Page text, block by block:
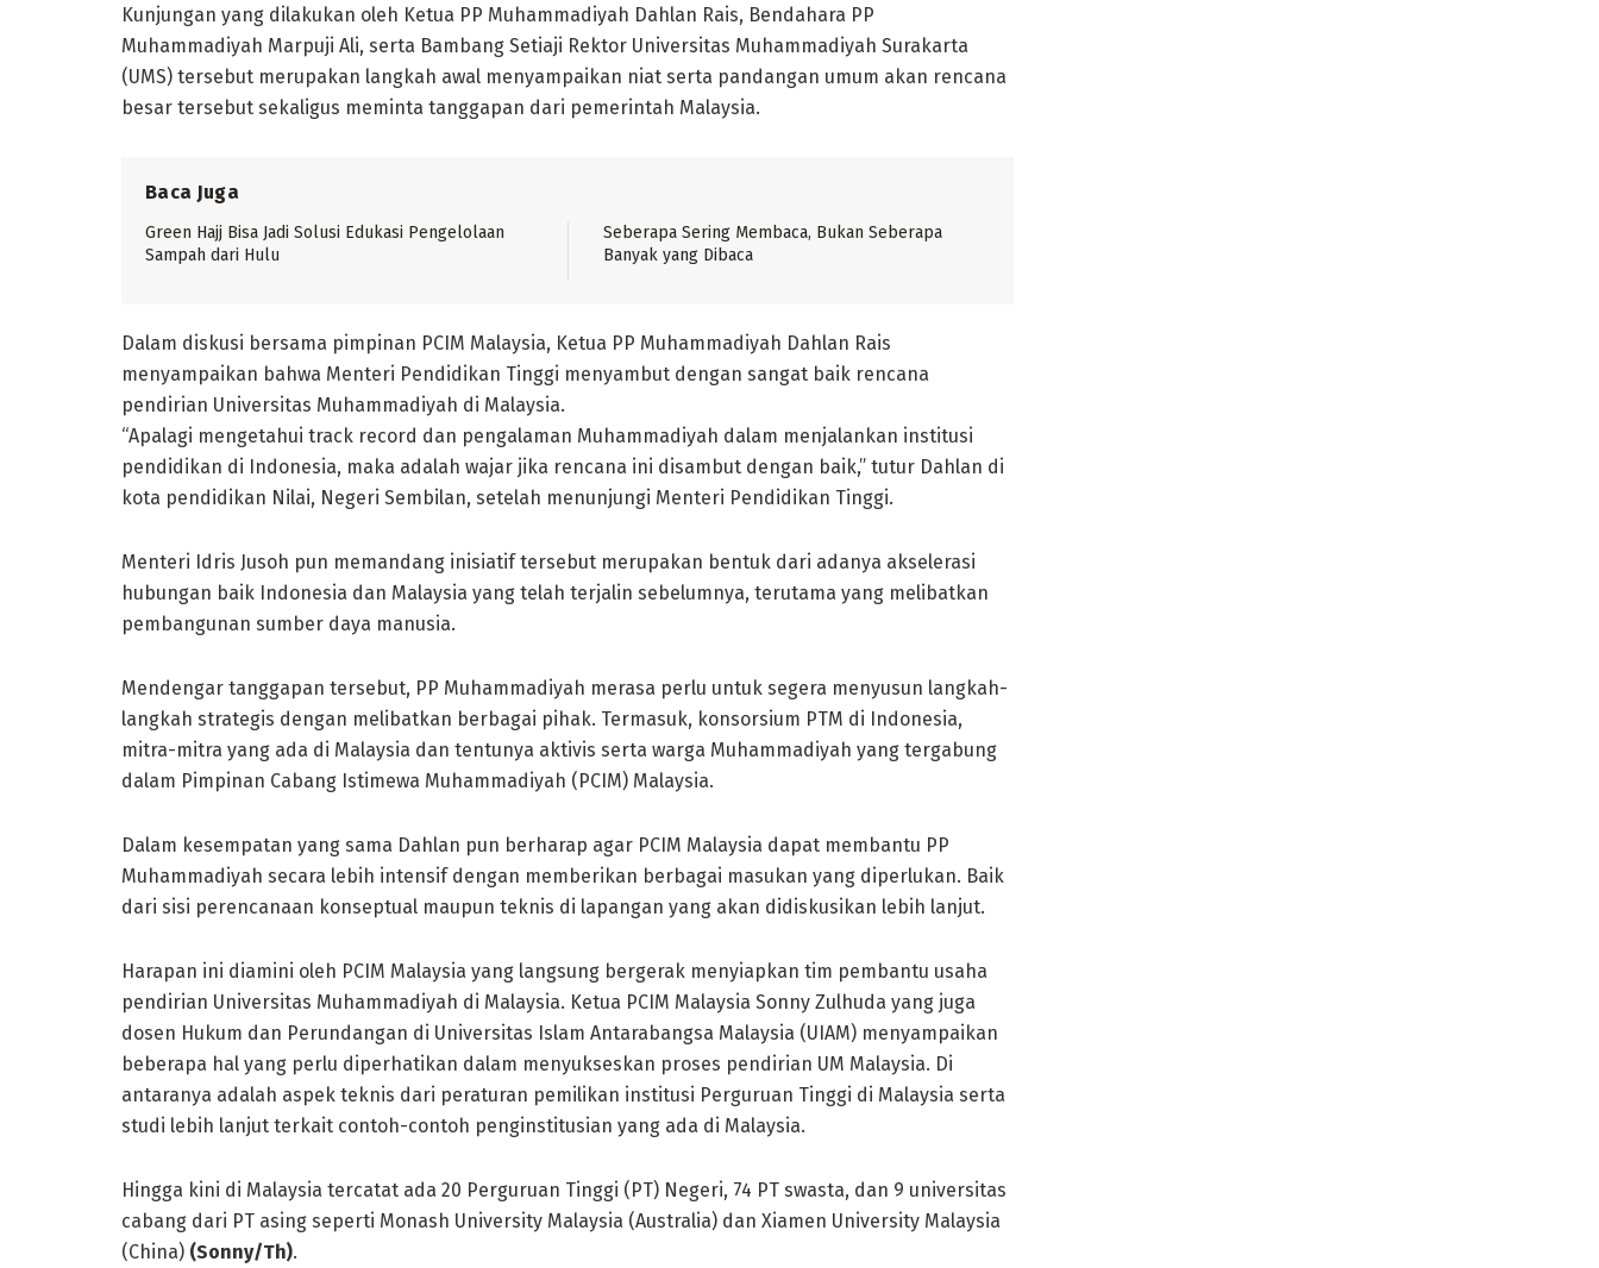
Kunjungan yang dilakukan oleh Ketua PP Muhammadiyah Dahlan Rais, Bendahara PP
Muhammadiyah Marpuji Ali, serta Bambang Setiaji Rektor Universitas Muhammadiyah Surakarta
(UMS) tersebut merupakan langkah awal menyampaikan niat serta pandangan umum akan rencana
besar tersebut sekaligus meminta tanggapan dari pemerintah Malaysia.
Baca Juga
Green Hajj Bisa Jadi Solusi Edukasi Pengelolaan
Sampah dari Hulu
Seberapa Sering Membaca, Bukan Seberapa
Banyak yang Dibaca
Dalam diskusi bersama pimpinan PCIM Malaysia, Ketua PP Muhammadiyah Dahlan Rais
menyampaikan bahwa Menteri Pendidikan Tinggi menyambut dengan sangat baik rencana
pendirian Universitas Muhammadiyah di Malaysia.
“Apalagi mengetahui track record dan pengalaman Muhammadiyah dalam menjalankan institusi
pendidikan di Indonesia, maka adalah wajar jika rencana ini disambut dengan baik,” tutur Dahlan di
kota pendidikan Nilai, Negeri Sembilan, setelah menunjungi Menteri Pendidikan Tinggi.
Menteri Idris Jusoh pun memandang inisiatif tersebut merupakan bentuk dari adanya akselerasi
hubungan baik Indonesia dan Malaysia yang telah terjalin sebelumnya, terutama yang melibatkan
pembangunan sumber daya manusia.
Mendengar tanggapan tersebut, PP Muhammadiyah merasa perlu untuk segera menyusun langkah-
langkah strategis dengan melibatkan berbagai pihak. Termasuk, konsorsium PTM di Indonesia,
mitra-mitra yang ada di Malaysia dan tentunya aktivis serta warga Muhammadiyah yang tergabung
dalam Pimpinan Cabang Istimewa Muhammadiyah (PCIM) Malaysia.
Dalam kesempatan yang sama Dahlan pun berharap agar PCIM Malaysia dapat membantu PP
Muhammadiyah secara lebih intensif dengan memberikan berbagai masukan yang diperlukan. Baik
dari sisi perencanaan konseptual maupun teknis di lapangan yang akan didiskusikan lebih lanjut.
Harapan ini diamini oleh PCIM Malaysia yang langsung bergerak menyiapkan tim pembantu usaha
pendirian Universitas Muhammadiyah di Malaysia. Ketua PCIM Malaysia Sonny Zulhuda yang juga
dosen Hukum dan Perundangan di Universitas Islam Antarabangsa Malaysia (UIAM) menyampaikan
beberapa hal yang perlu diperhatikan dalam menyukseskan proses pendirian UM Malaysia. Di
antaranya adalah aspek teknis dari peraturan pemilikan institusi Perguruan Tinggi di Malaysia serta
studi lebih lanjut terkait contoh-contoh penginstitusian yang ada di Malaysia.
Hingga kini di Malaysia tercatat ada 20 Perguruan Tinggi (PT) Negeri, 74 PT swasta, dan 9 universitas
cabang dari PT asing seperti Monash University Malaysia (Australia) dan Xiamen University Malaysia
(China) (Sonny/Th).